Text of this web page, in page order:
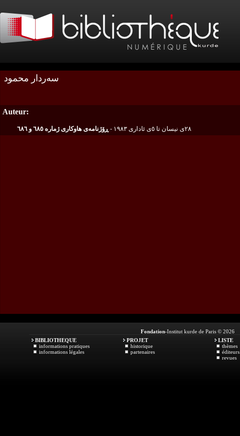
سەردار محمود
Auteur:
٢٨ی نیسان تا ٥ی ئاداری ١٩٨٣ - ڕۆژنامەی هاوکاری ژمارە ٦٨٥ و ٦٨٦
Fondation-Institut kurde de Paris © 2026
BIBLIOTHEQUE
informations pratiques
informations légales
PROJET
historique
partenaires
LISTE
thèmes
éditeurs
revues